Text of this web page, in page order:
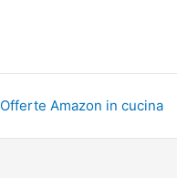
Offerte Amazon in cucina